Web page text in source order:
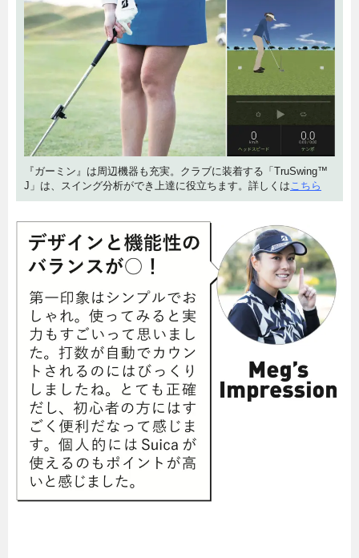
『ガーミン』は周辺機器も充実。クラブに装着する「TruSwing™
J」は、スイング分析ができ上達に役立ちます。詳しくは こちら